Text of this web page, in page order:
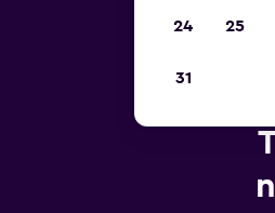
24 25
31